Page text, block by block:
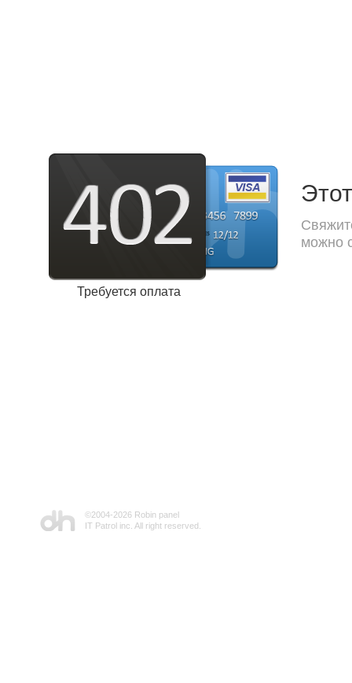
Требуется оплата
можно
©2004-2026 Robin panel
IT Patrol inc. All right reserved.